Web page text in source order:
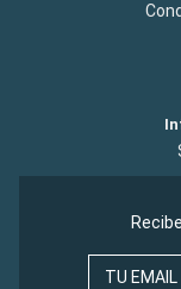
TU EMAIL